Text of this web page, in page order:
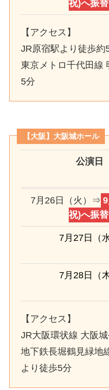
祝)へ振替
【アクセス】
JR原宿駅より徒歩約
東京メトロ千代田線
5分
【大阪】大阪城ホール
公演日
7月26日（火）⇒
祝)へ振替
7月27日（水
7月28日（木
【アクセス】
JR大阪環状線 大阪
地下鉄長堀鶴見緑地
より徒歩5分